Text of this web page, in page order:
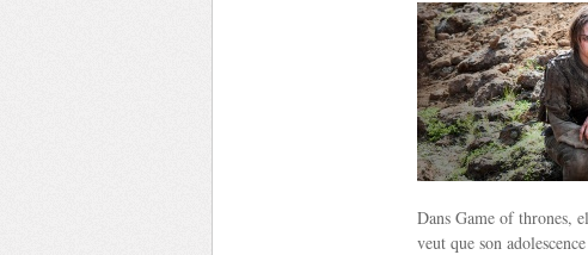
Dans Game of thrones,
veut que son